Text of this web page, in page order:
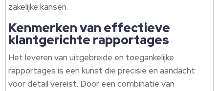
zakelijke kansen.
Kenmerken van effectieve
klantgerichte rapportages
Het leveren van uitgebreide en toegankelijke
rapportages is een kunst die precisie en aandacht
voor detail vereist. Door een combinatie van